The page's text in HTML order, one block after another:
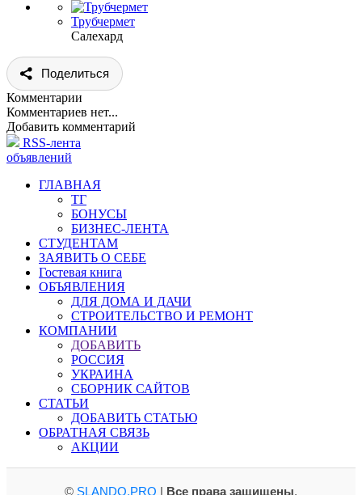
Трубчермет
Салехард
Поделиться
Комментарии
Комментариев нет...
Добавить комментарий
RSS-лента
объявлений
ГЛАВНАЯ
ТГ
БОНУСЫ
БИЗНЕС-ЛЕНТА
СТУДЕНТАМ
ЗАЯВИТЬ О СЕБЕ
Гостевая книга
ОБЪЯВЛЕНИЯ
ДЛЯ ДОМА И ДАЧИ
СТРОИТЕЛЬСТВО И РЕМОНТ
КОМПАНИИ
ДОБАВИТЬ
РОССИЯ
УКРАИНА
СБОРНИК САЙТОВ
СТАТЬИ
ДОБАВИТЬ СТАТЬЮ
ОБРАТНАЯ СВЯЗЬ
АКЦИИ
© SLANDO.PRO | Все права защищены.